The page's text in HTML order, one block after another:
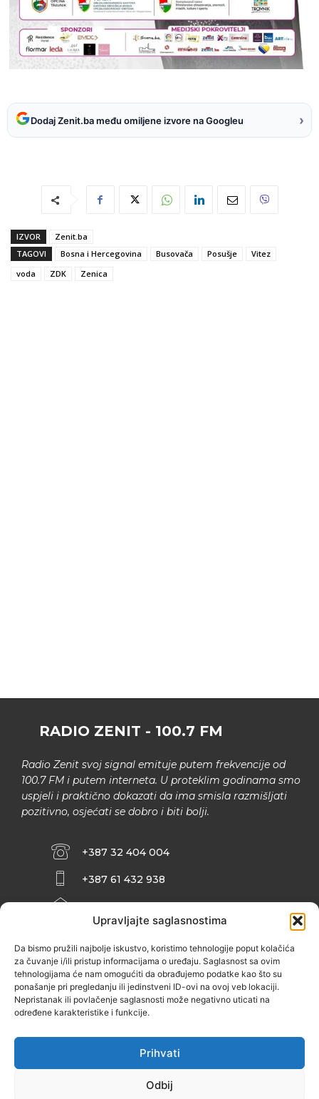
Upravljajte saglasnostima
Da bismo pružili najbolje iskustvo, koristimo tehnologije poput kolačića
za čuvanje i/ili pristup informacijama o uređaju. Saglasnost sa ovim
tehnologijama će nam omogućiti da obrađujemo podatke kao što su
ponašanje pri pregledanju ili jedinstveni ID-ovi na ovoj veb lokaciji.
Nepristanak ili povlačenje saglasnosti može negativno uticati na
određene karakteristike i funkcije.
Prihvati
Odbij
Dodaj Zenit.ba među omiljene izvore na Googleu ›
IZVOR
Zenit.ba
TAGOVI
Bosna i Hercegovina Busovača Posušje
Vitez
voda
ZDK Zenica
RADIO ZENIT - 100.7 FM
Radio Zenit svoj signal emituje putem frekvencije od
100.7 FM i putem interneta. U proteklim godinama smo
uspjeli i praktično dokazati da ima smisla razmišljati
pozitivno, osjećati se dobro i biti bolji.
+387 32 404 004
+387 61 432 938
ZENIČANKA, 3. SPRAT), 72000 ZENICA